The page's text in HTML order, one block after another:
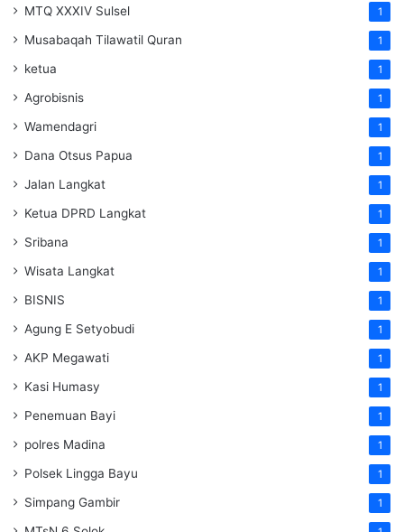
MTQ XXXIV Sulsel 1
Musabaqah Tilawatil Quran 1
ketua 1
Agrobisnis 1
Wamendagri 1
Dana Otsus Papua 1
Jalan Langkat 1
Ketua DPRD Langkat 1
Sribana 1
Wisata Langkat 1
BISNIS 1
Agung E Setyobudi 1
AKP Megawati 1
Kasi Humasy 1
Penemuan Bayi 1
polres Madina 1
Polsek Lingga Bayu 1
Simpang Gambir 1